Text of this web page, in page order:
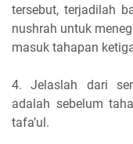
tersebut, terjadilah
nushrah untuk
masuk tahapan
4. Jelaslah dari
adalah sebelum
tafa’ul.